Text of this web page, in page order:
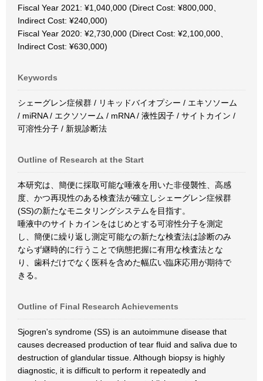
Fiscal Year 2021: ¥1,040,000 (Direct Cost: ¥800,000、
Indirect Cost: ¥240,000)
Fiscal Year 2020: ¥2,730,000 (Direct Cost: ¥2,100,000、
Indirect Cost: ¥630,000)
Keywords
シェーグレン症候群 / リキッドバイオプシー / エキソソーム
/ miRNA / エクソソーム / mRNA / 液性因子 / サイトカイン /
可溶性分子 / 新規診断法
Outline of Research at the Start
本研究は、簡便に採取可能な唾液を用いた非侵襲性、高感
度、かつ再現性のある検査法が確立しシェーグレン症候群
(SS)の新たなモニタリングシステムを目指す。
唾液中のサイトカインをはじめとする可溶性分子を測定
し、簡便に繰り返し測定可能なの新たな検査法は診断のみ
ならず継時的に行うことで病態把握に有用な検査法とな
り、歯科だけでなく医科を含めた幅広い臨床応用が期待で
きる。
Outline of Final Research Achievements
Sjogren's syndrome (SS) is an autoimmune disease that
causes decreased production of tear fluid and saliva due to
destruction of glandular tissue. Although biopsy is highly
diagnostic, it is difficult to perform it repeatedly and